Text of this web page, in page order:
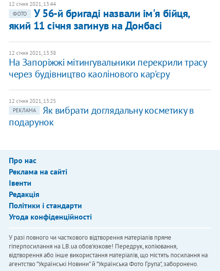
12 січня 2021, 13:44
ФОТО
У 56-й бригаді назвали ім'я бійця,
який 11 січня загинув на Донбасі
12 січня 2021, 13:38
На Запоріжжі мітингувальники перекрили трасу
через будівництво каолінового кар'єру
12 січня 2021, 13:25
РЕКЛАМА
Як вибрати доглядальну косметику в
подарунок
Про нас
Реклама на сайті
Івенти
Редакція
Політики і стандарти
Угода конфіденційності
У разі повного чи часткового відтворення матеріалів пряме
гіперпосилання на LB.ua обов'язкове! Передрук, копіювання,
відтворення або інше використання матеріалів, що містять посилання на
агентство "Українськi Новини" й "Українська Фото Група", заборонено.